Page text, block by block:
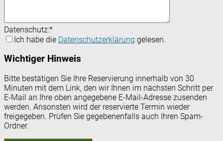
Datenschutz:*
Ich habe die Datenschutzerklärung gelesen.
Wichtiger Hinweis
Bitte bestätigen Sie Ihre Reservierung innerhalb von 30
Minuten mit dem Link, den wir Ihnen im nächsten Schritt per
E-Mail an Ihre oben angegebene E-Mail-Adresse zusenden
werden. Ansonsten wird der reservierte Termin wieder
freigegeben. Prüfen Sie gegebenenfalls auch Ihren Spam-
Ordner.